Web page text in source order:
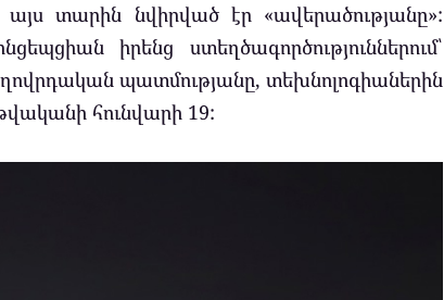
տարին նվիրված էր «ավերածությանը»:
իրենց ստեղծագործություններում՝
պատմությանը, տեխնոլոգիաներին
հունվարի 19: